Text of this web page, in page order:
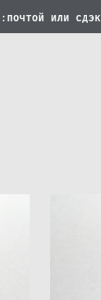
ИЛИ